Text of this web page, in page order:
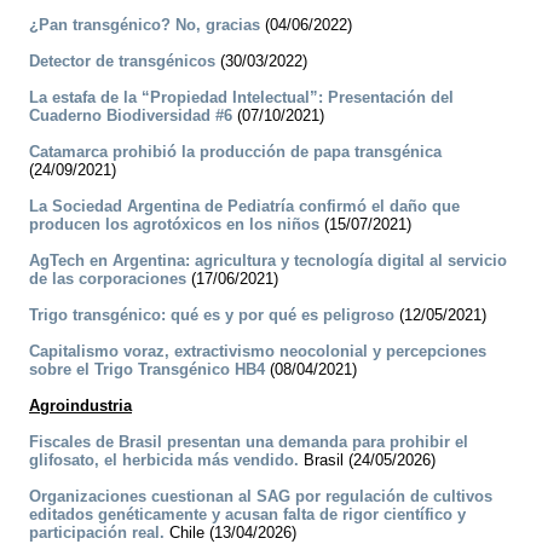
¿Pan transgénico? No, gracias (04/06/2022)
Detector de transgénicos (30/03/2022)
La estafa de la “Propiedad Intelectual”: Presentación del
Cuaderno Biodiversidad #6 (07/10/2021)
Catamarca prohibió la producción de papa transgénica
(24/09/2021)
La Sociedad Argentina de Pediatría confirmó el daño que
producen los agrotóxicos en los niños (15/07/2021)
AgTech en Argentina: agricultura y tecnología digital al servicio
de las corporaciones (17/06/2021)
Trigo transgénico: qué es y por qué es peligroso (12/05/2021)
Capitalismo voraz, extractivismo neocolonial y percepciones
sobre el Trigo Transgénico HB4 (08/04/2021)
Agroindustria
Fiscales de Brasil presentan una demanda para prohibir el
glifosato, el herbicida más vendido. Brasil (24/05/2026)
Organizaciones cuestionan al SAG por regulación de cultivos
editados genéticamente y acusan falta de rigor científico y
participación real. Chile (13/04/2026)